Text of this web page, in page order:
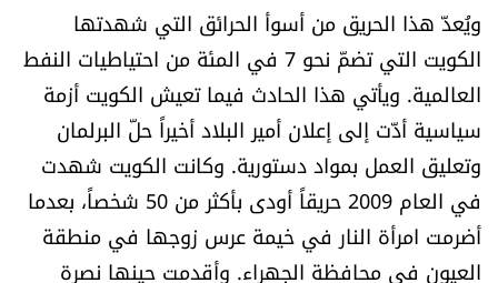
Digital solutions by
ويُعدّ هذا الحريق من أسوأ الحرائق التي شهدتها
الكويت التي تضمّ نحو 7 في المئة من احتياطيات النفط
العالمية. ويأتي هذا الحادث فيما تعيش الكويت أزمة
سياسية أدّت إلى إعلان أمير البلاد أخيراً حلّ البرلمان
وتعليق العمل بمواد دستورية. وكانت الكويت شهدت
في العام 2009 حريقاً أودى بأكثر من 50 شخصاً، بعدما
أضرمت امرأة النار في خيمة عرس زوجها في منطقة
العيون في محافظة الجهراء. وأقدمت حينها نصرة